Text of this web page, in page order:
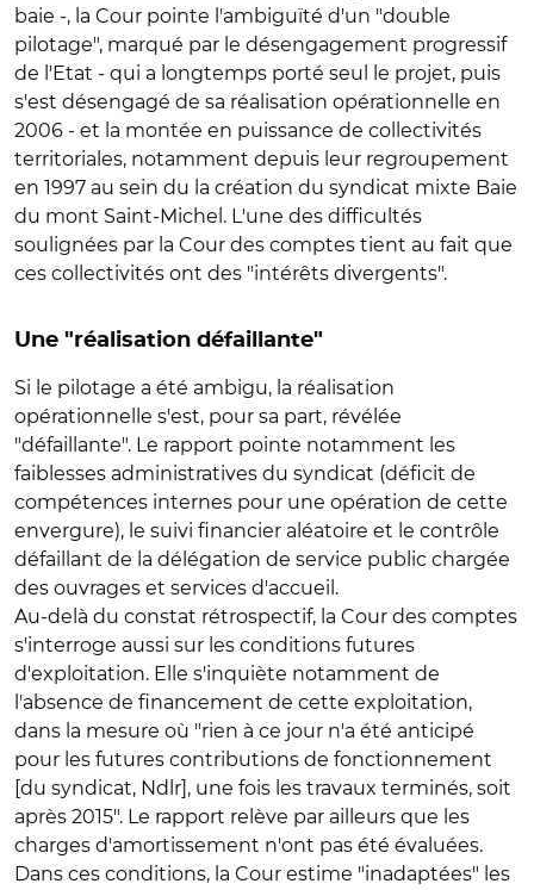
baie -, la Cour pointe l'ambiguïté d'un "double
pilotage", marqué par le désengagement progressif
de l'Etat - qui a longtemps porté seul le projet, puis
s'est désengagé de sa réalisation opérationnelle en
2006 - et la montée en puissance de collectivités
territoriales, notamment depuis leur regroupement
en 1997 au sein du la création du syndicat mixte Baie
du mont Saint-Michel. L'une des difficultés
soulignées par la Cour des comptes tient au fait que
ces collectivités ont des "intérêts divergents".
Une "réalisation défaillante"
Si le pilotage a été ambigu, la réalisation
opérationnelle s'est, pour sa part, révélée
"défaillante". Le rapport pointe notamment les
faiblesses administratives du syndicat (déficit de
compétences internes pour une opération de cette
envergure), le suivi financier aléatoire et le contrôle
défaillant de la délégation de service public chargée
des ouvrages et services d'accueil.
Au-delà du constat rétrospectif, la Cour des comptes
s'interroge aussi sur les conditions futures
d'exploitation. Elle s'inquiète notamment de
l'absence de financement de cette exploitation,
dans la mesure où "rien à ce jour n'a été anticipé
pour les futures contributions de fonctionnement
[du syndicat, Ndlr], une fois les travaux terminés, soit
après 2015". Le rapport relève par ailleurs que les
charges d'amortissement n'ont pas été évaluées.
Dans ces conditions, la Cour estime "inadaptées" les